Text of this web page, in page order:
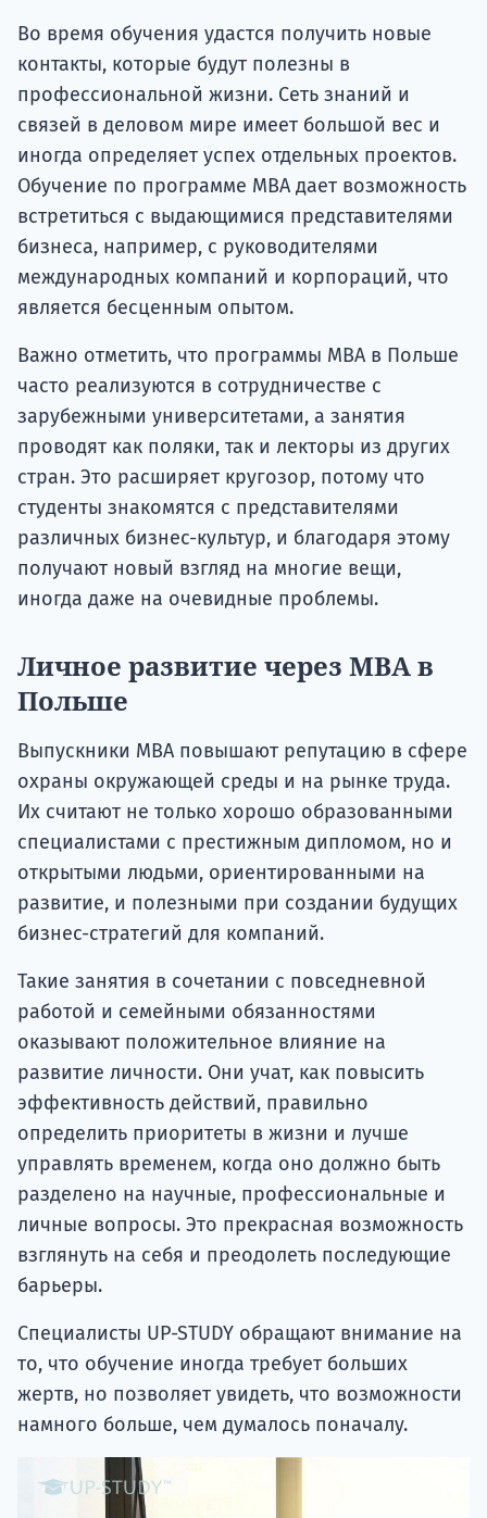
Во время обучения удастся получить новые
контакты, которые будут полезны в
профессиональной жизни. Сеть знаний и
связей в деловом мире имеет большой вес и
иногда определяет успех отдельных проектов.
Обучение по программе MBA дает возможность
встретиться с выдающимися представителями
бизнеса, например, с руководителями
международных компаний и корпораций, что
является бесценным опытом.
Важно отметить, что программы MBA в Польше
часто реализуются в сотрудничестве с
зарубежными университетами, а занятия
проводят как поляки, так и лекторы из других
стран. Это расширяет кругозор, потому что
студенты знакомятся с представителями
различных бизнес-культур, и благодаря этому
получают новый взгляд на многие вещи,
иногда даже на очевидные проблемы.
Личное развитие через MBA в
Польше
Выпускники MBA повышают репутацию в сфере
охраны окружающей среды и на рынке труда.
Их считают не только хорошо образованными
специалистами с престижным дипломом, но и
открытыми людьми, ориентированными на
развитие, и полезными при создании будущих
бизнес-стратегий для компаний.
Такие занятия в сочетании с повседневной
работой и семейными обязанностями
оказывают положительное влияние на
развитие личности. Они учат, как повысить
эффективность действий, правильно
определить приоритеты в жизни и лучше
управлять временем, когда оно должно быть
разделено на научные, профессиональные и
личные вопросы. Это прекрасная возможность
взглянуть на себя и преодолеть последующие
барьеры.
Специалисты UP-STUDY обращают внимание на
то, что обучение иногда требует больших
жертв, но позволяет увидеть, что возможности
намного больше, чем думалось поначалу.